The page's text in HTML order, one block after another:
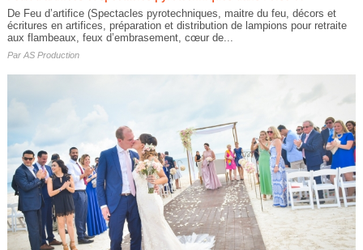
De Feu d’artifice (Spectacles pyrotechniques, maitre du feu, décors et
écritures en artifices, préparation et distribution de lampions pour retraite
aux flambeaux, feux d’embrasement, cœur de...
Par AS Production